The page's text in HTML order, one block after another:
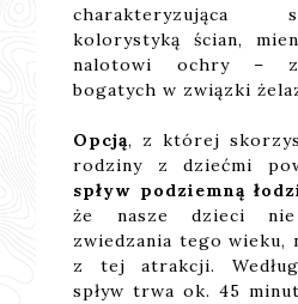
charakteryzująca
kolorystyką ścian,
nalotowi ochry –
bogatych w związki
Opcją, z której
rodziny z dziećmi
spływ podziemną
że nasze dzieci nie
zwiedzania tego wieku,
z tej atrakcji.
spływ trwa ok. 45